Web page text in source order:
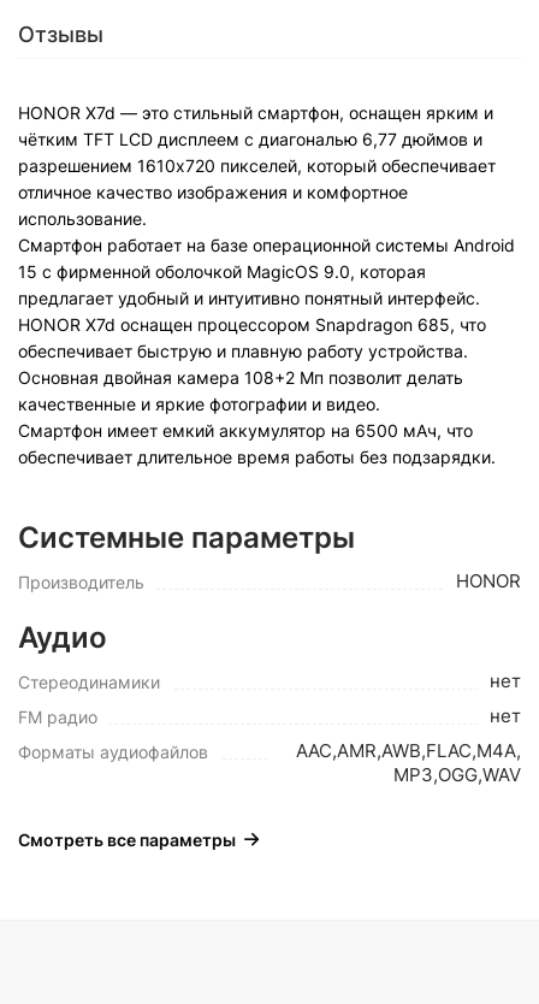
Отзывы
HONOR X7d — это стильный смартфон, оснащен ярким и
чётким TFT LCD дисплеем с диагональю 6,77 дюймов и
разрешением 1610х720 пикселей, который обеспечивает
отличное качество изображения и комфортное
использование.
Смартфон работает на базе операционной системы Android
15 с фирменной оболочкой MagicOS 9.0, которая
предлагает удобный и интуитивно понятный интерфейс.
HONOR X7d оснащен процессором Snapdragon 685, что
обеспечивает быструю и плавную работу устройства.
Основная двойная камера 108+2 Мп позволит делать
качественные и яркие фотографии и видео.
Смартфон имеет емкий аккумулятор на 6500 мАч, что
обеспечивает длительное время работы без подзарядки.
Системные параметры
Производитель HONOR
Аудио
Стереодинамики нет
FM радио нет
Форматы аудиофайлов
AAC,AMR,AWB,FLAC,M4A,
MP3,OGG,WAV
Смотреть все параметры